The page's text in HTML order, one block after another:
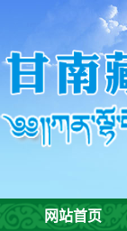
网站首页